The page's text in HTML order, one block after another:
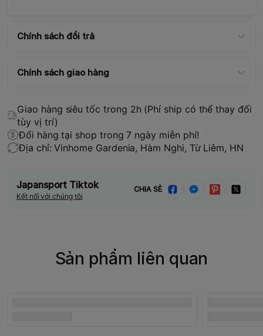
Chính sách đổi trả
Chính sách giao hàng
Giao hàng siêu tốc trong 2h (Phí ship có thể thay đổi
tùy vị trí)
Đổi hàng tại shop trong 7 ngày miễn phí!
Địa chỉ: Vinhome Gardenia, Hàm Nghi, Từ Liêm, HN
Japansport Tiktok
Kết nối với chúng tôi
CHIA SẺ
Sản phẩm liên quan